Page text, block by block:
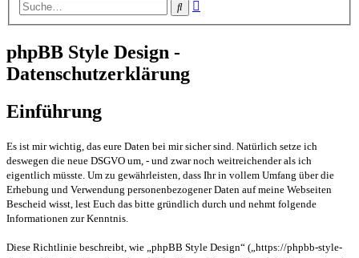
Suche
phpBB Style Design -
Datenschutzerklärung
Einführung
Es ist mir wichtig, das eure Daten bei mir sicher sind. Natürlich setze ich
deswegen die neue DSGVO um, - und zwar noch weitreichender als ich
eigentlich müsste. Um zu gewährleisten, dass Ihr in vollem Umfang über die
Erhebung und Verwendung personenbezogener Daten auf meine Webseiten
Bescheid wisst, lest Euch das bitte gründlich durch und nehmt folgende
Informationen zur Kenntnis.
Diese Richtlinie beschreibt, wie „phpBB Style Design“ („https://phpbb-style-